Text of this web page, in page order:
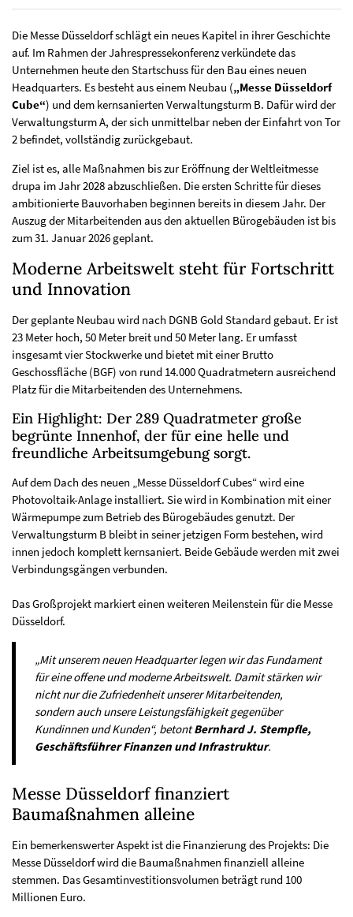
Die Messe Düsseldorf schlägt ein neues Kapitel in ihrer Geschichte
auf. Im Rahmen der Jahrespressekonferenz verkündete das
Unternehmen heute den Startschuss für den Bau eines neuen
Headquarters. Es besteht aus einem Neubau („Messe Düsseldorf
Cube“) und dem kernsanierten Verwaltungsturm B. Dafür wird der
Verwaltungsturm A, der sich unmittelbar neben der Einfahrt von Tor
2 befindet, vollständig zurückgebaut.
Ziel ist es, alle Maßnahmen bis zur Eröffnung der Weltleitmesse
drupa im Jahr 2028 abzuschließen. Die ersten Schritte für dieses
ambitionierte Bauvorhaben beginnen bereits in diesem Jahr. Der
Auszug der Mitarbeitenden aus den aktuellen Bürogebäuden ist bis
zum 31. Januar 2026 geplant.
Moderne Arbeitswelt steht für Fortschritt
und Innovation
Der geplante Neubau wird nach DGNB Gold Standard gebaut. Er ist
23 Meter hoch, 50 Meter breit und 50 Meter lang. Er umfasst
insgesamt vier Stockwerke und bietet mit einer Brutto
Geschossfläche (BGF) von rund 14.000 Quadratmetern ausreichend
Platz für die Mitarbeitenden des Unternehmens.
Ein Highlight: Der 289 Quadratmeter große
begrünte Innenhof, der für eine helle und
freundliche Arbeitsumgebung sorgt.
Auf dem Dach des neuen „Messe Düsseldorf Cubes“ wird eine
Photovoltaik-Anlage installiert. Sie wird in Kombination mit einer
Wärmepumpe zum Betrieb des Bürogebäudes genutzt. Der
Verwaltungsturm B bleibt in seiner jetzigen Form bestehen, wird
innen jedoch komplett kernsaniert. Beide Gebäude werden mit zwei
Verbindungsgängen verbunden.
Das Großprojekt markiert einen weiteren Meilenstein für die Messe
Düsseldorf.
„Mit unserem neuen Headquarter legen wir das Fundament
für eine offene und moderne Arbeitswelt. Damit stärken wir
nicht nur die Zufriedenheit unserer Mitarbeitenden,
sondern auch unsere Leistungsfähigkeit gegenüber
Kundinnen und Kunden“, betontBernhard J. Stempfle,
Geschäftsführer Finanzen und Infrastruktur.
Messe Düsseldorf finanziert
Baumaßnahmen alleine
Ein bemerkenswerter Aspekt ist die Finanzierung des Projekts: Die
Messe Düsseldorf wird die Baumaßnahmen finanziell alleine
stemmen. Das Gesamtinvestitionsvolumen beträgt rund 100
Millionen Euro.